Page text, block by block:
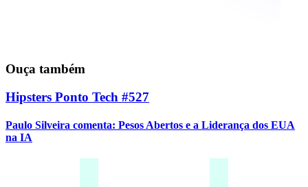
Ouça também
Hipsters Ponto Tech #527
Paulo Silveira comenta: Pesos Abertos e a Liderança dos EUA
na IA